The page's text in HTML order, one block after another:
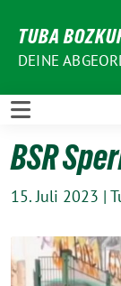
zum
Inhalt
TUBA
DEINE
BSR
15. Juli 2023 |